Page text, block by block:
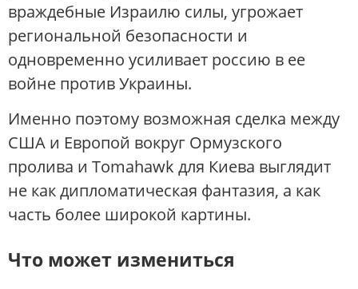
враждебные Израилю силы, угрожает
региональной безопасности и
одновременно усиливает россию в ее
войне против Украины.
Именно поэтому возможная сделка между
США и Европой вокруг Ормузского
пролива и Tomahawk для Киева выглядит
не как дипломатическая фантазия, а как
часть более широкой картины.
Что может измениться